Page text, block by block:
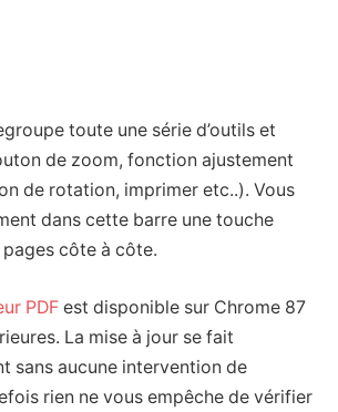
toute une série d’outils et
de zoom, fonction ajustement
de rotation, imprimer etc..). Vous
dans cette barre une touche
côte à côte.
PDF est disponible sur Chrome 87
La mise à jour se fait
sans aucune intervention de
rien ne vous empêche de vérifier